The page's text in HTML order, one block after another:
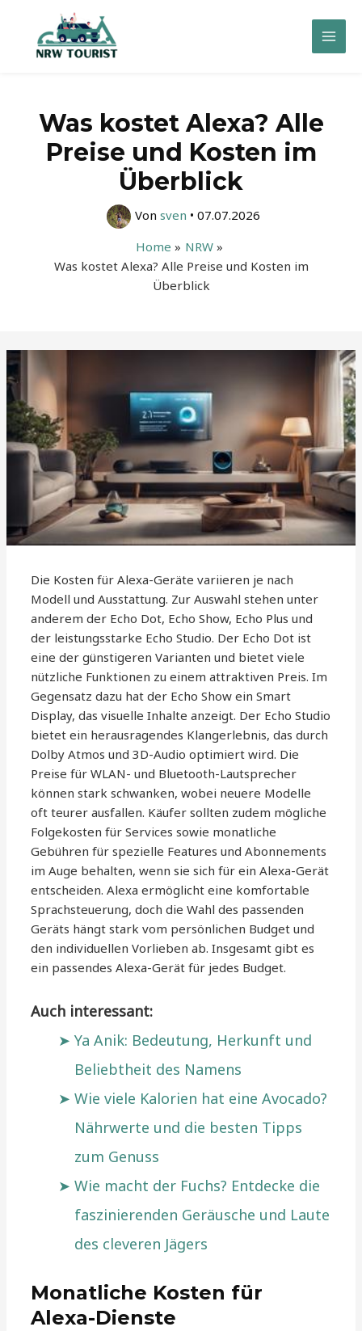
springen
Main
Was kostet Alexa? Alle
Preise und Kosten im
Überblick
Von sven • 07.07.2026
Home
NRW
Was kostet Alexa? Alle Preise und Kosten im
Überblick
Die Kosten für Alexa-Geräte variieren je nach
Modell und Ausstattung. Zur Auswahl stehen unter
anderem der Echo Dot, Echo Show, Echo Plus und
der leistungsstarke Echo Studio. Der Echo Dot ist
eine der günstigeren Varianten und bietet viele
nützliche Funktionen zu einem attraktiven Preis. Im
Gegensatz dazu hat der Echo Show ein Smart
Display, das visuelle Inhalte anzeigt. Der Echo Studio
bietet ein herausragendes Klangerlebnis, das durch
Dolby Atmos und 3D-Audio optimiert wird. Die
Preise für WLAN- und Bluetooth-Lautsprecher
können stark schwanken, wobei neuere Modelle
oft teurer ausfallen. Käufer sollten zudem mögliche
Folgekosten für Services sowie monatliche
Gebühren für spezielle Features und Abonnements
im Auge behalten, wenn sie sich für ein Alexa-Gerät
entscheiden. Alexa ermöglicht eine komfortable
Sprachsteuerung, doch die Wahl des passenden
Geräts hängt stark vom persönlichen Budget und
den individuellen Vorlieben ab. Insgesamt gibt es
ein passendes Alexa-Gerät für jedes Budget.
Auch interessant:
Ya Anik: Bedeutung, Herkunft und
Beliebtheit des Namens
Wie viele Kalorien hat eine Avocado?
Nährwerte und die besten Tipps
zum Genuss
Wie macht der Fuchs? Entdecke die
faszinierenden Geräusche und Laute
des cleveren Jägers
Monatliche Kosten für
Alexa-Dienste